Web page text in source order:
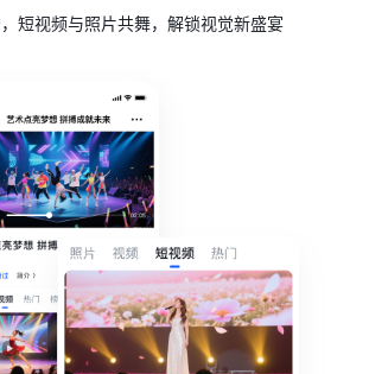
短视频与照片共舞，解锁视觉新盛宴